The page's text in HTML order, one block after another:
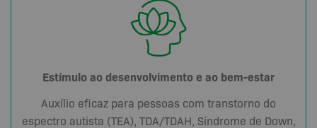
Estímulo ao desenvolvimento e ao bem-estar
Auxílio eficaz para pessoas com transtorno do
espectro autista (TEA), TDA/TDAH, Síndrome de Down,